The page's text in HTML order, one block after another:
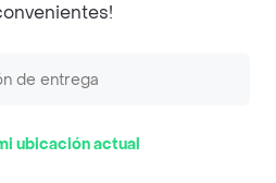
y Cierre
ubicación actual